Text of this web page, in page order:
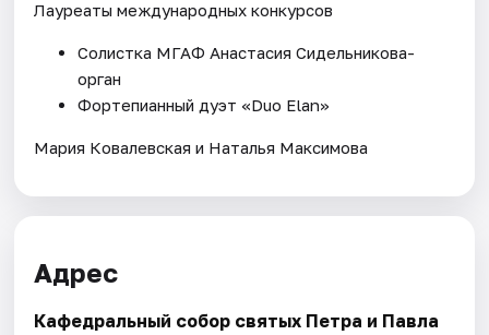
Лауреаты международных конкурсов
Солистка МГАФ Анастасия Сидельникова-
орган
Фортепианный дуэт «Duo Elan»
Мария Ковалевская и Наталья Максимова
Адрес
Кафедральный собор святых Петра и Павла